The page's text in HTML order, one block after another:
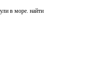
в море. найти